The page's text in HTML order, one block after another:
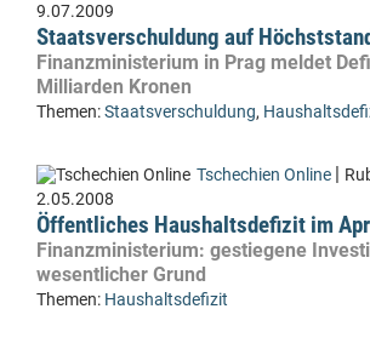
9.07.2009
Staatsverschuldung auf
Finanzministerium in Prag meldet
Milliarden Kronen
Themen:Staatsverschuldung,
Tschechien Online |
2.05.2008
Öffentliches Haushaltsdefizit im
Finanzministerium: gestiegene
wesentlicher Grund
Themen: Haushaltsdefizit